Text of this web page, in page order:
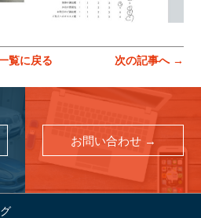
覧に戻る 次の記事へ →
お問い合わせ →
会社スマート・カーサービス
レートサイト
ョンフィルム専門店
レートサイト
ョンフィルム専門店
ート・カーサービス
トサイトはこちら